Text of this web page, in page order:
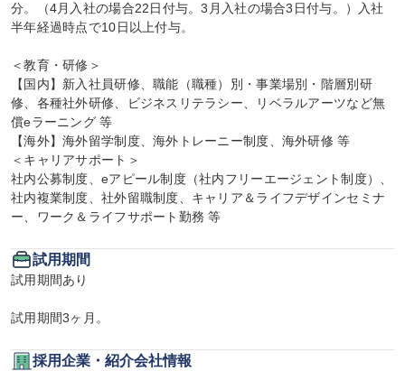
分。（4月入社の場合22日付与。3月入社の場合3日付与。）入社
半年経過時点で10日以上付与。
＜教育・研修＞
【国内】新入社員研修、職能（職種）別・事業場別・階層別研
修、各種社外研修、ビジネスリテラシー、リベラルアーツなど無
償eラーニング 等
【海外】海外留学制度、海外トレーニー制度、海外研修 等
＜キャリアサポート＞
社内公募制度、eアピール制度（社内フリーエージェント制度）、
社内複業制度、社外留職制度、キャリア＆ライフデザインセミナ
ー、ワーク＆ライフサポート勤務 等
試用期間
試用期間あり
試用期間3ヶ月。
採用企業・紹介会社情報